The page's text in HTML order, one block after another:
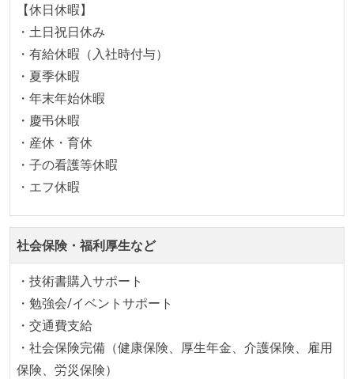
全てのコードをバージョン管理ツールで管理している
各メンバーが実装したコードのマージは Pull Request
ベースで行われる
自動（＝システム化され、1コマンドで実行できる）
ビルド、自動デプロイ環境が整備されている
コードによるインフラ構成管理（Infrastructure as
Code）の環境が整備されている
オープンな情報共有
ドキュメントの整備やペアプロ、モブワークなど、ナ
レッジの共有を積極的に行っている（属人性を減らす
取り組みをしている）
大規模サービスの開発
マイクロサービス化している
労働環境の自由度
【休日休暇】
・土日祝日休み
・有給休暇（入社時付与）
・夏季休暇
・年末年始休暇
・慶弔休暇
・産休・育休
・子の看護等休暇
・エフ休暇
社会保険・福利厚生など
・技術書購入サポート
・勉強会/イベントサポート
・交通費支給
・社会保険完備（健康保険、厚生年金、介護保険、雇用
保険、労災保険）